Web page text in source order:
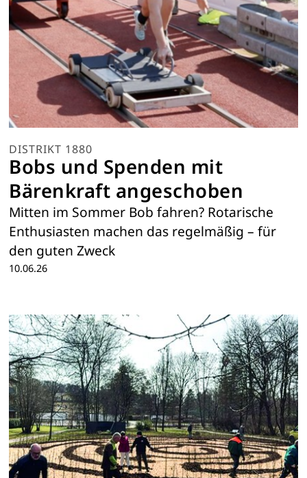
DISTRIKT 1880
Bobs und Spenden mit
Bärenkraft angeschoben
Mitten im Sommer Bob fahren? Rotarische
Enthusiasten machen das regelmäßig – für
den guten Zweck
10.06.26